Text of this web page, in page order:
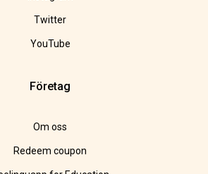
Twitter
YouTube
Företag
Om oss
Redeem coupon